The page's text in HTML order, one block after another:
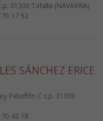
31300 Tafalla (NAVARRA)
70 17 92
SÁNCHEZ ERICE
Pabellón C c.p. 31300
42 18